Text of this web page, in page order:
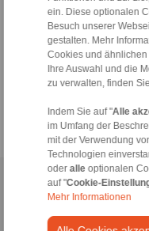
ein. Diese optionalen
Besuch unserer
gestalten. Mehr
Cookies und ähnlichen
Ihre Auswahl und die
zu verwalten, finden
Indem Sie auf "Alle
im Umfang der
mit der Verwendung
Technologien
oder alleoptionalen
auf "Cookie-
Mehr Informationen
Hotline Technik:
+49 6172 275-430
Home|Kontaktformular